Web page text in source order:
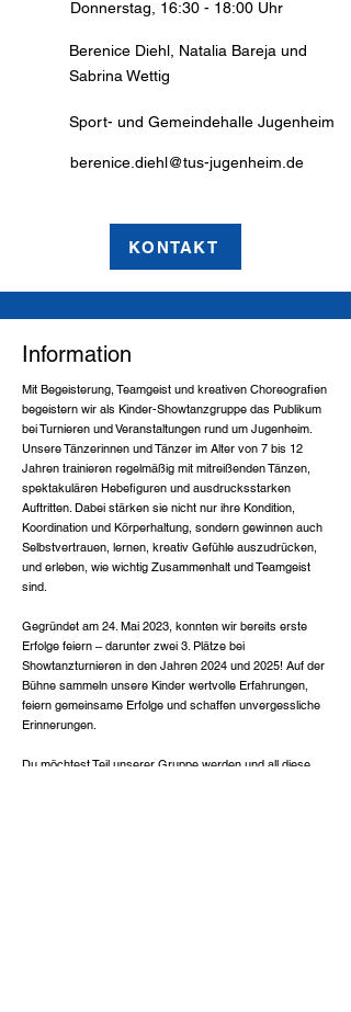
Donnerstag, 16:30 - 18:00 Uhr
Berenice Diehl, Natalia Bareja und
Sabrina Wettig
Sport- und Gemeindehalle Jugenheim
berenice.diehl@tus-jugenheim.de
KONTAKT
Information
Mit Begeisterung, Teamgeist und kreativen Choreografien
begeistern wir als Kinder-Showtanzgruppe das Publikum
bei Turnieren und Veranstaltungen rund um Jugenheim.
Unsere Tänzerinnen und Tänzer im Alter von 7 bis 12
Jahren trainieren regelmäßig mit mitreißenden Tänzen,
spektakulären Hebefiguren und ausdrucksstarken
Auftritten. Dabei stärken sie nicht nur ihre Kondition,
Koordination und Körperhaltung, sondern gewinnen auch
Selbstvertrauen, lernen, kreativ Gefühle auszudrücken,
und erleben, wie wichtig Zusammenhalt und Teamgeist
sind.
Gegründet am 24. Mai 2023, konnten wir bereits erste
Erfolge feiern – darunter zwei 3. Plätze bei
Showtanzturnieren in den Jahren 2024 und 2025! Auf der
Bühne sammeln unsere Kinder wertvolle Erfahrungen,
feiern gemeinsame Erfolge und schaffen unvergessliche
Erinnerungen.
Du möchtest Teil unserer Gruppe werden und all diese